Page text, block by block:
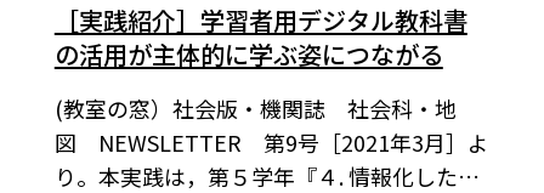
［実践紹介］学習者用デジタル教科書
の活用が主体的に学ぶ姿につながる
(教室の窓）社会版・機関誌 社会科・地
図 NEWSLETTER 第9号［2021年3月］よ
り。本実践は，第５学年『４. 情報化した社